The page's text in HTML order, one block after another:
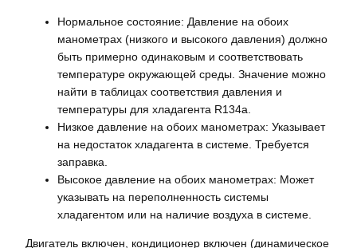
Нормальное состояние: Давление на обоих
манометрах (низкого и высокого давления) должно
быть примерно одинаковым и соответствовать
температуре окружающей среды. Значение можно
найти в таблицах соответствия давления и
температуры для хладагента R134a.
Низкое давление на обоих манометрах: Указывает
на недостаток хладагента в системе. Требуется
заправка.
Высокое давление на обоих манометрах: Может
указывать на переполненность системы
хладагентом или на наличие воздуха в системе.
Двигатель включен, кондиционер включен (динамическое